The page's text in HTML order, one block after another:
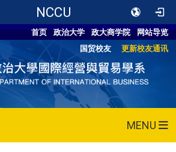
NCCU
首页 政治大学 政大商学院
网站导览
国贸校友
更新校友通讯
MENU